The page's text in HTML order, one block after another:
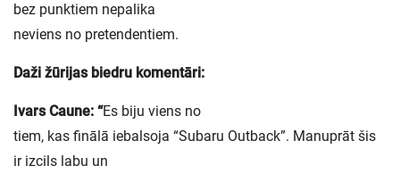
bez punktiem nepalika
neviens no pretendentiem.
Daži žūrijas biedru komentāri:
Ivars Caune: “Es biju viens no
tiem, kas finālā iebalsoja “Subaru Outback”. Manuprāt šis
ir izcils labu un